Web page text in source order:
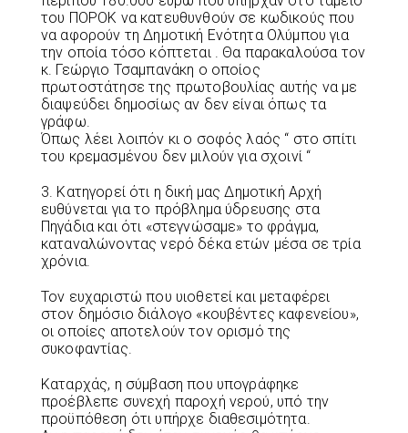
του ΠΟΡΟΚ να κατευθυνθούν σε κωδικούς που
να αφορούν τη Δημοτική Ενότητα Ολύμπου για
την οποία τόσο κόπτεται . Θα παρακαλούσα τον
κ. Γεώργιο Τσαμπανάκη ο οποίος
πρωτοστάτησε της πρωτοβουλίας αυτής να με
διαψεύδει δημοσίως αν δεν είναι όπως τα
γράφω.
Όπως λέει λοιπόν κι ο σοφός λαός “ στο σπίτι
του κρεμασμένου δεν μιλούν για σχοινί “
3. Κατηγορεί ότι η δική μας Δημοτική Αρχή
ευθύνεται για το πρόβλημα ύδρευσης στα
Πηγάδια και ότι «στεγνώσαμε» το φράγμα,
καταναλώνοντας νερό δέκα ετών μέσα σε τρία
χρόνια.
Τον ευχαριστώ που υιοθετεί και μεταφέρει
στον δημόσιο διάλογο «κουβέντες καφενείου»,
οι οποίες αποτελούν τον ορισμό της
συκοφαντίας.
Καταρχάς, η σύμβαση που υπογράφηκε
προέβλεπε συνεχή παροχή νερού, υπό την
προϋπόθεση ότι υπήρχε διαθεσιμότητα.